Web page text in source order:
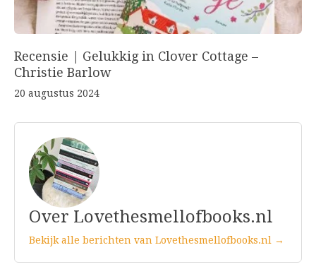
Recensie | Gelukkig in Clover Cottage –
Christie Barlow
20 augustus 2024
Over Lovethesmellofbooks.nl
Bekijk alle berichten van Lovethesmellofbooks.nl →